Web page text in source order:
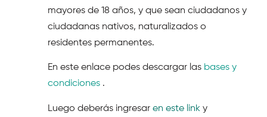
mayores de 18 años, y que sean ciudadanos y
ciudadanas nativos, naturalizados o
residentes permanentes.
En este enlace podes descargar las bases y
condiciones .
Luego deberás ingresar en este link y